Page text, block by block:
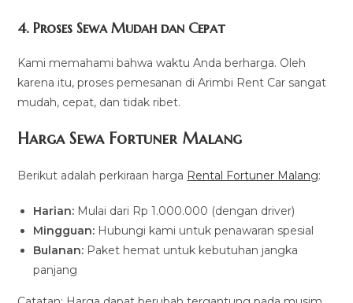
4.Proses Sewa Mudah dan Cepat
Kami memahami bahwa waktu Anda berharga. Oleh
karena itu, proses pemesanan di Arimbi Rent Car sangat
mudah, cepat, dan tidak ribet.
Harga Sewa Fortuner Malang
Berikut adalah perkiraan harga Rental Fortuner Malang:
Harian: Mulai dari Rp 1.000.000 (dengan driver)
Mingguan: Hubungi kami untuk penawaran spesial
Bulanan: Paket hemat untuk kebutuhan jangka
panjang